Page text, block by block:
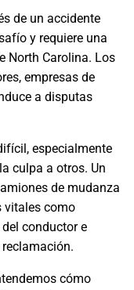
de un accidente
y requiere una
North Carolina. Los
empresas de
a disputas
especialmente
culpa a otros. Un
de mudanza
vitales como
conductor e
cómo